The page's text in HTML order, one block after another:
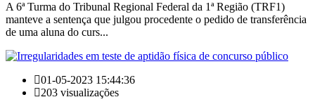
A 6ª Turma do Tribunal Regional Federal da 1ª Região (TRF1)
manteve a sentença que julgou procedente o pedido de transferência
de uma aluna do curs...
01-05-2023 15:44:36
203 visualizações